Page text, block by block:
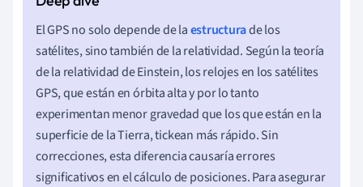
El GPS no solo depende de laestructurade los
satélites, sino también de la relatividad. Según la teoría
de la relatividad de Einstein, los relojes en los satélites
GPS, que están en órbita alta y por lo tanto
experimentan menor gravedad que los que están en la
superficie de la Tierra, tickean más rápido. Sin
correcciones, esta diferencia causaría errores
significativos en el cálculo de posiciones. Para asegurar